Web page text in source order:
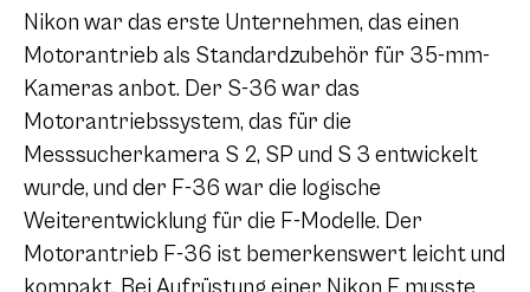
Nikon war das erste Unternehmen, das einen
Motorantrieb als Standardzubehör für 35-mm-
Kameras anbot. Der S-36 war das
Motorantriebssystem, das für die
Messsucherkamera S 2, SP und S 3 entwickelt
wurde, und der F-36 war die logische
Weiterentwicklung für die F-Modelle. Der
Motorantrieb F-36 ist bemerkenswert leicht und